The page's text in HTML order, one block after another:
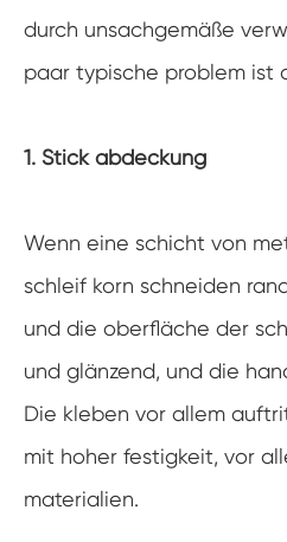
durch unsachgemäße
paar typische problem ist
1. Stick abdeckung
Wenn eine schicht von
schleif korn schneiden
und die oberfläche der
und glänzend, und die
Die kleben vor allem
mit hoher festigkeit, vor
materialien.